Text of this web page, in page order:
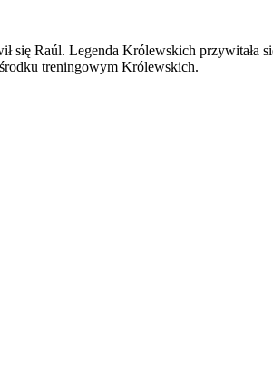
się Raúl. Legenda Królewskich przywitała
treningowym Królewskich.